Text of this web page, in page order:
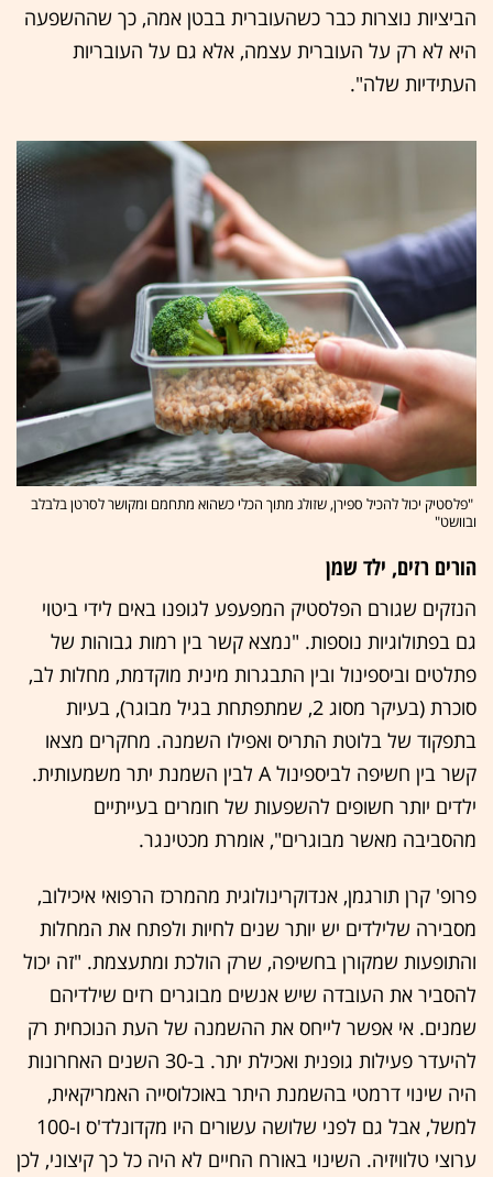
הביציות נוצרות כבר כשהעוברית בבטן אמה, כך שההשפעה
היא לא רק על העוברית עצמה, אלא גם על העובריות
העתידיות שלה".
"פלסטיק יכול להכיל ספירן, שזולג מתוך הכלי כשהוא מתחמם ומקושר לסרטן בלבלב
ובוושט"
הורים רזים, ילד שמן
הנזקים שגורם הפלסטיק המפעפע לגופנו באים לידי ביטוי
גם בפתולוגיות נוספות. "נמצא קשר בין רמות גבוהות של
פתלטים וביספינול ובין התבגרות מינית מוקדמת, מחלות לב,
סוכרת (בעיקר מסוג 2, שמתפתחת בגיל מבוגר), בעיות
בתפקוד של בלוטת התריס ואפילו השמנה. מחקרים מצאו
קשר בין חשיפה לביספינול A לבין השמנת יתר משמעותית.
ילדים יותר חשופים להשפעות של חומרים בעייתיים
מהסביבה מאשר מבוגרים", אומרת מכטינגר.
פרופ' קרן תורגמן, אנדוקרינולוגית מהמרכז הרפואי איכילוב,
מסבירה שלילדים יש יותר שנים לחיות ולפתח את המחלות
והתופעות שמקורן בחשיפה, שרק הולכת ומתעצמת. "זה יכול
להסביר את העובדה שיש אנשים מבוגרים רזים שילדיהם
שמנים. אי אפשר לייחס את ההשמנה של העת הנוכחית רק
להיעדר פעילות גופנית ואכילת יתר. ב-30 השנים האחרונות
היה שינוי דרמטי בהשמנת היתר באוכלוסייה האמריקאית,
למשל, אבל גם לפני שלושה עשורים היו מקדונלד'ס ו-100
ערוצי טלוויזיה. השינוי באורח החיים לא היה כל כך קיצוני, לכן